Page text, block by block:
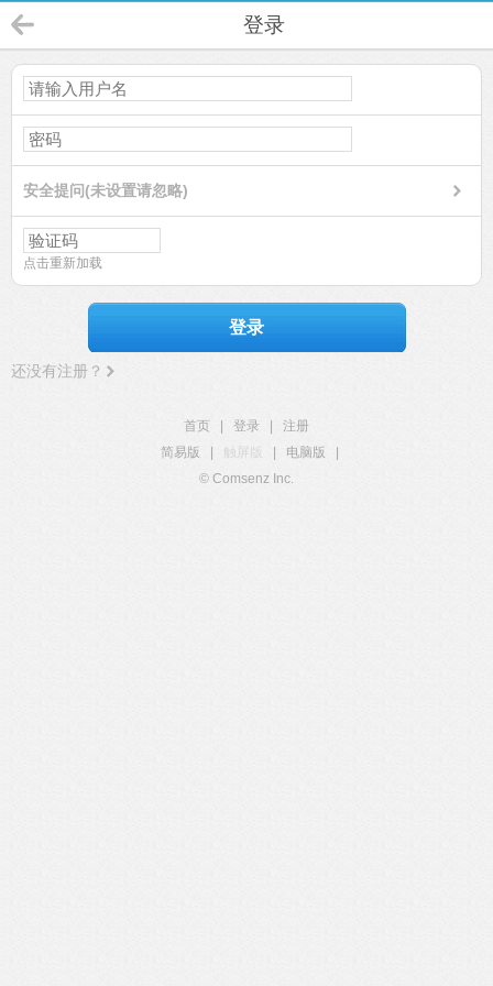
登录
安全提问(未设置请忽略)
点击重新加载
登录
还没有注册？
首页 登录
注册
简易版
触屏版 电脑版
© Comsenz Inc.